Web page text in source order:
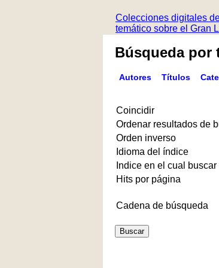
Colecciones digitales
temático sobre el Gran
Búsqueda por
Autores Títulos
Coincidir
Ordenar resultados de
Orden inverso
Idioma del índice
Indice en el cual buscar
Hits por página
Cadena de búsqueda